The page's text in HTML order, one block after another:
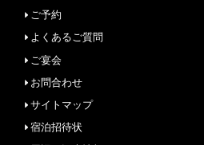
ご予約
よくあるご質問
ご宴会
お問合わせ
サイトマップ
宿泊招待状